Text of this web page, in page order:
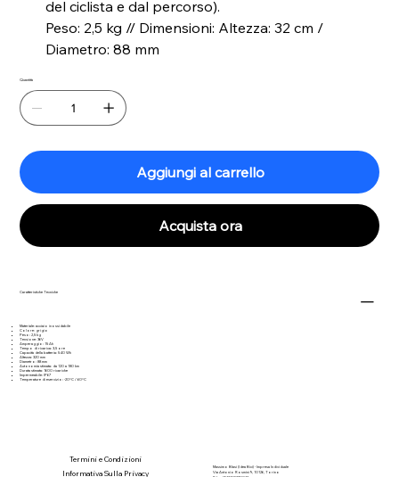
del ciclista e dal percorso).
Peso: 2,5 kg // Dimensioni: Altezza: 32 cm /
Diametro: 88 mm
Quantità
Aggiungi al carrello
Acquista ora
Caratteristiche Tecniche
Materiale: acciaio inossidabile
Colore: grigio
Peso: 2,5 kg
Tensione: 36V
Amperaggio: 15 Ah
Tempo di ricarica: 3,5 ore
Capacità della batteria: 540 Wh
Altezza: 320 mm
Diametro: 88 mm
Autonomia stimata: da 120 a 180 km
Durata stimata: 1600 ricariche
Impermeabile: IP67
Temperature di esercizio: -20°C / 60°C
Termini e Condizioni
Informativa Sulla Privacy
Massimo Blasi (Idea Bici) - Impresa Individuale
Via Antonio Rosmini 9, 10126, Torino